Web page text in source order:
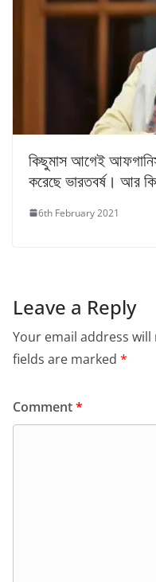
কিছুমাস আগেই
করেছে ভারতবর্ষ। আর
6th February 2021
Leave a Reply
Your email address
fields are marked *
Comment*